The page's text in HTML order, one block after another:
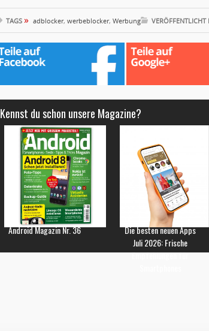
TAGS » adblocker, werbeblocker, Werbung VERÖFFENTLICHT
Kennst du schon unsere Magazine?
Android Magazin Nr. 36
Die besten neuen Apps
Juli 2026: Frische
Empfehlungen für